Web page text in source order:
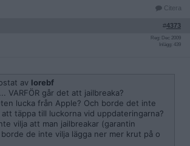
Citera
#4373
Reg: Dec 2009
Inlägg: 439
av lorebf
VARFÖR går det att jailbreaka?
lucka från Apple? Och borde det inte
täppa till luckorna vid uppdateringarna?
vilja att man jailbreakar (garantin
de inte vilja lägga ner mer krut på o